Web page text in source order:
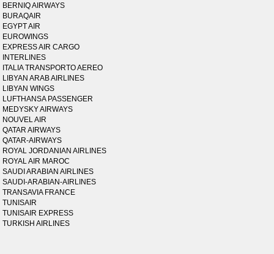
BERNIQ AIRWAYS
BURAQAIR
EGYPT AIR
EUROWINGS
EXPRESS AIR CARGO
INTERLINES
ITALIA TRANSPORTO AEREO
LIBYAN ARAB AIRLINES
LIBYAN WINGS
LUFTHANSA PASSENGER
MEDYSKY AIRWAYS
NOUVEL AIR
QATAR AIRWAYS
QATAR-AIRWAYS
ROYAL JORDANIAN AIRLINES
ROYAL AIR MAROC
SAUDI ARABIAN AIRLINES
SAUDI-ARABIAN-AIRLINES
TRANSAVIA FRANCE
TUNISAIR
TUNISAIR EXPRESS
TURKISH AIRLINES